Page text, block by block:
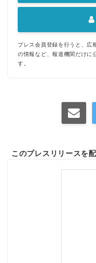
プレス会員登録を行うと、広
の情報など、報道機関だけに
す。
このプレスリリースを
English